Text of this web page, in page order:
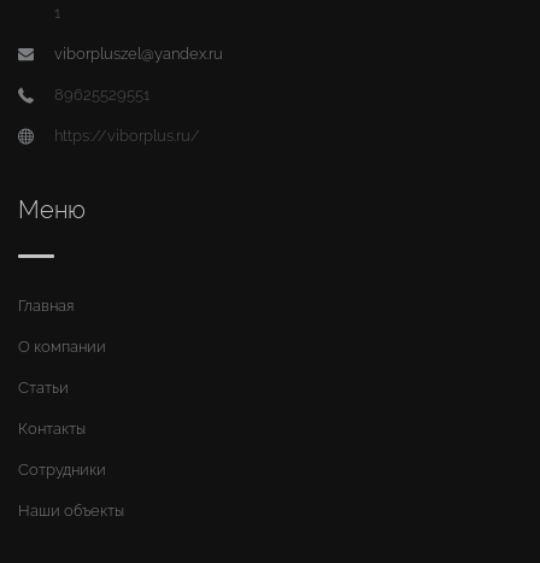
1
viborpluszel@yandex.ru
89625529551
https://viborplus.ru/
Меню
Главная
О компании
Статьи
Контакты
Сотрудники
Наши объекты